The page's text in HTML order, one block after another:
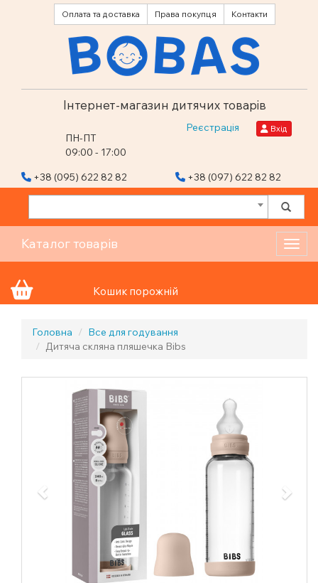
Оплата та доставка Права покупця Контакти
Інтернет-магазин дитячих товарів
ПН-ПТ
09:00 - 17:00
Реєстрація Вхід
+38 (095) 622 82 82 +38 (097) 622 82 82
Каталог товарів
Кошик порожній
Головна
Все для годування
Дитяча скляна пляшечка Bibs
Previous